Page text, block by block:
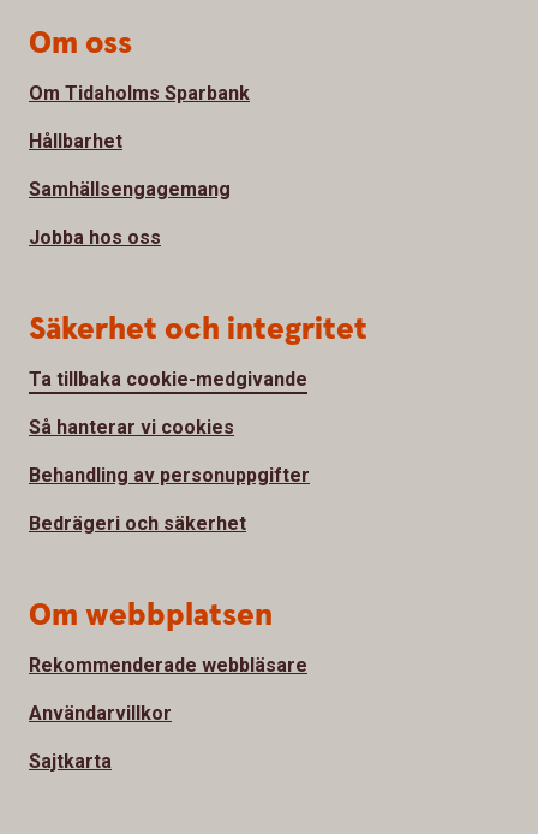
Om oss
Om Tidaholms Sparbank
Hållbarhet
Samhällsengagemang
Jobba hos oss
Säkerhet och integritet
Ta tillbaka cookie-medgivande
Så hanterar vi cookies
Behandling av personuppgifter
Bedrägeri och säkerhet
Om webbplatsen
Rekommenderade webbläsare
Användarvillkor
Sajtkarta